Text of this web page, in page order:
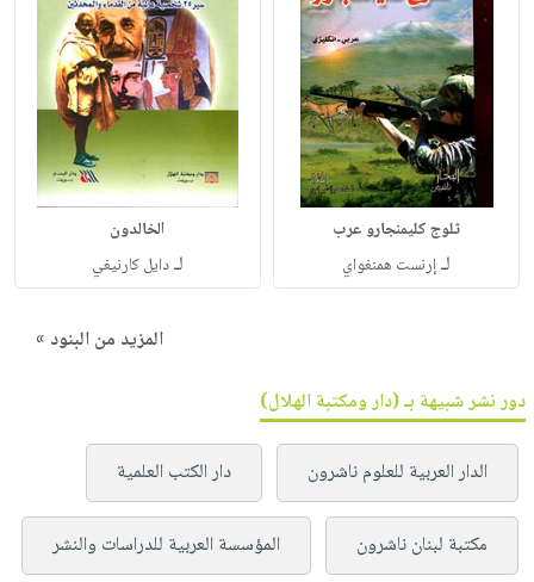
ثلوج كليمنجارو عرب
لـإرنست همنغواي
الخالدون
لـدايل كارنيغي
المزيد من البنود »
دور نشر شبيهة بـ (دار ومكتبة الهلال)
الدار العربية للعلوم ناشرون دار الكتب العلمية
مكتبة لبنان ناشرون المؤسسة العربية للدراسات والنشر